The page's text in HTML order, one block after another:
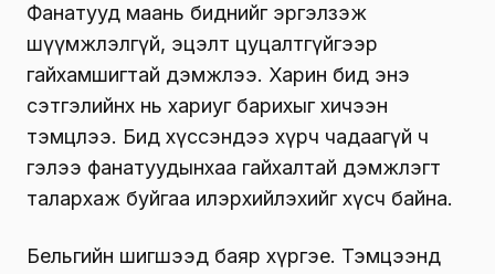
Фанатууд маань биднийг эргэлзэж
шүүмжлэлгүй, эцэлт цуцалтгүйгээр
гайхамшигтай дэмжлээ. Харин бид энэ
сэтгэлийнх нь хариуг барихыг хичээн
тэмцлээ. Бид хүссэндээ хүрч чадаагүй ч
гэлээ фанатуудынхаа гайхалтай дэмжлэгт
талархаж буйгаа илэрхийлэхийг хүсч байна.
Бельгийн шигшээд баяр хүргэе. Тэмцээнд